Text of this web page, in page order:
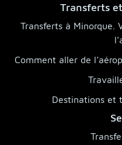
Transferts
Transferts à Minorque.
Comment aller de
Destinations et